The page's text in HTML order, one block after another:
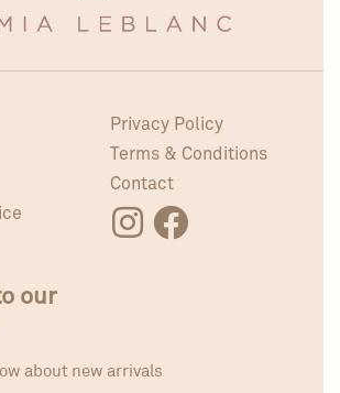
Privacy Policy
Terms & Conditions
Contact
our
about new arrivals